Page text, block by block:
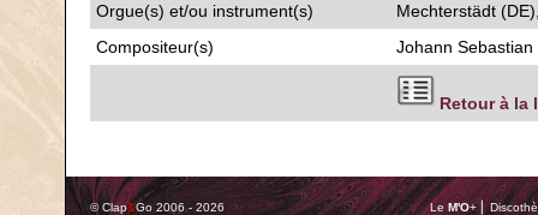
Orgue(s) et/ou instrument(s)
Mechterstädt
Compositeur(s)
Johann Sebastian
Retour à la
© Clap&Go 2006 - 2026 Le M'O+ ⎢